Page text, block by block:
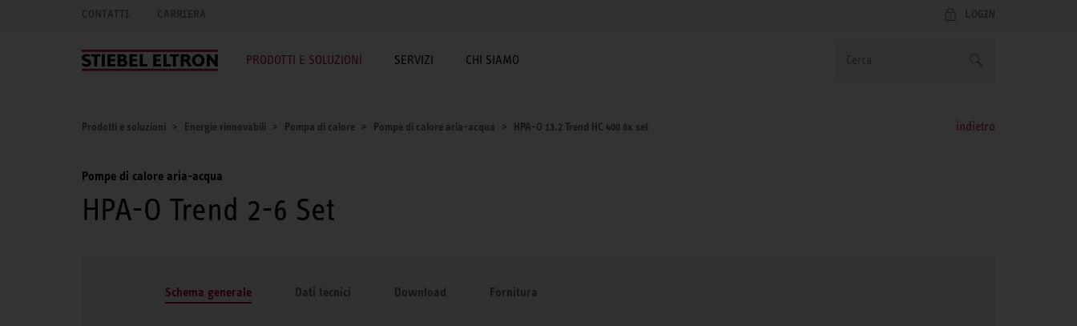
CONTATTI CARRIERA LOGIN
PRODOTTI E SOLUZIONI SERVIZI CHI SIAMO
Prodotti e soluzioni Energie rinnovabili Pompa di calore Pompe di calore aria-acqua HPA-O 13.2 Trend HC 400 6x set indietro
Pompe di calore aria-acqua
HPA-O Trend 2-6 Set
Schema generale Dati tecnici Download Fornitura